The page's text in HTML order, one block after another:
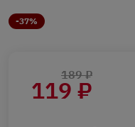
-37%
119 ₽
189 ₽